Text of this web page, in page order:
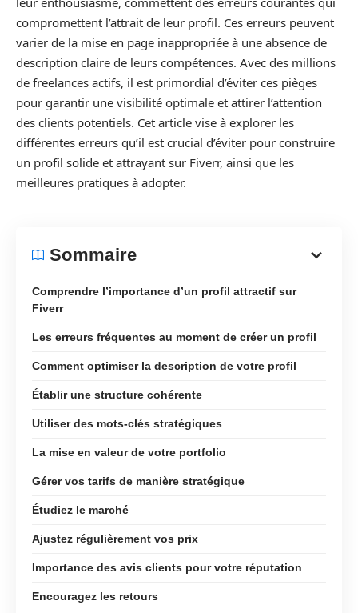
compromettent l’attrait de leur profil. Ces erreurs peuvent
varier de la mise en page inappropriée à une absence de
description claire de leurs compétences. Avec des millions
de freelances actifs, il est primordial d’éviter ces pièges
pour garantir une visibilité optimale et attirer l’attention
des clients potentiels. Cet article vise à explorer les
différentes erreurs qu’il est crucial d’éviter pour construire
un profil solide et attrayant sur Fiverr, ainsi que les
meilleures pratiques à adopter.
Sommaire
Comprendre l’importance d’un profil attractif sur
Fiverr
Les erreurs fréquentes au moment de créer un profil
Comment optimiser la description de votre profil
Établir une structure cohérente
Utiliser des mots-clés stratégiques
La mise en valeur de votre portfolio
Gérer vos tarifs de manière stratégique
Étudiez le marché
Ajustez régulièrement vos prix
Importance des avis clients pour votre réputation
Encouragez les retours